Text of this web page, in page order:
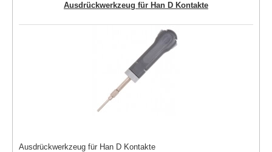
Ausdrückwerkzeug für Han D Kontakte
Ausdrückwerkzeug für Han D Kontakte